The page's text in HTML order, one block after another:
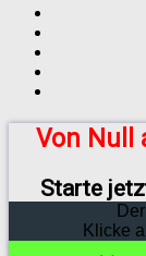
Von Null
Starte
Klicke